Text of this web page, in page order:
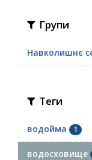
Групи
Навколишнє
Теги
водойма 1
водосховище